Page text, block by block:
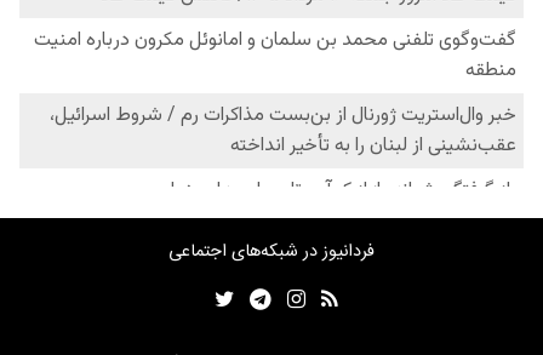
فردانیوز در شبکه‌های اجتماعی